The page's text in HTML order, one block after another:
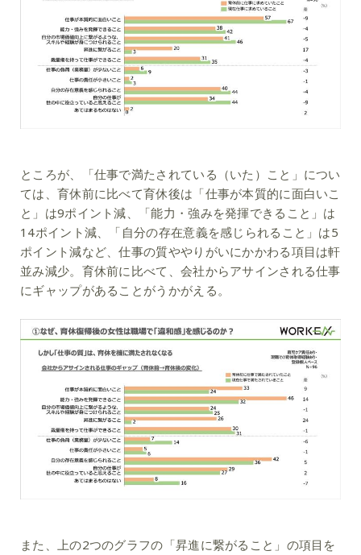
ところが、「仕事で満たされている（いた）こと」につい
ては、育休前に比べて育休後は「仕事が本質的に面白いこ
と」は9ポイント減、「能力・強みを発揮できること」は
14ポイント減、「自分の存在意義を感じられること」は5
ポイント減など、仕事の質ややりがいにかかわる項目は軒
並み減少。育休前に比べて、会社からアサインされる仕事
にギャップがあることがうかがえる。
また、上の2つのグラフの「昇進に繋がること」の項目を